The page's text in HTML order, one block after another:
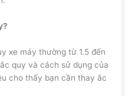
xe máy thường từ 1.5 đến
quy và cách sử dụng của
cho thấy bạn cần thay ắc